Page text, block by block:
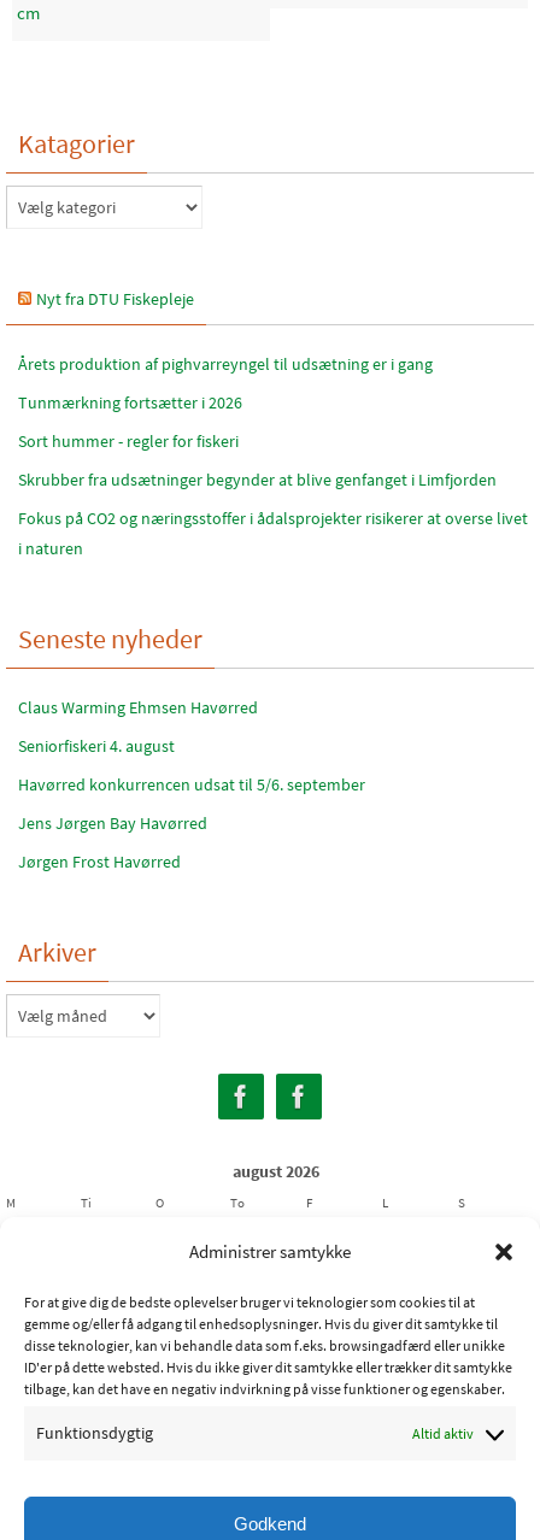
Administrer samtykke
For at give dig de bedste oplevelser bruger vi teknologier som cookies til at
gemme og/eller få adgang til enhedsoplysninger. Hvis du giver dit samtykke til
disse teknologier, kan vi behandle data som f.eks. browsingadfærd eller unikke
ID'er på dette websted. Hvis du ikke giver dit samtykke eller trækker dit samtykke
tilbage, kan det have en negativ indvirkning på visse funktioner og egenskaber.
Funktionsdygtig Altid aktiv
Godkend
cm
Katagorier
Katagorier
Nyt fra DTU Fiskepleje
Årets produktion af pighvarreyngel til udsætning er i gang
Tunmærkning fortsætter i 2026
Sort hummer - regler for fiskeri
Skrubber fra udsætninger begynder at blive genfanget i Limfjorden
Fokus på CO2 og næringsstoffer i ådalsprojekter risikerer at overse livet
i naturen
Seneste nyheder
Claus Warming Ehmsen Havørred
Seniorfiskeri 4. august
Havørred konkurrencen udsat til 5/6. september
Jens Jørgen Bay Havørred
Jørgen Frost Havørred
Arkiver
Arkiver
august 2026
M Ti O To F L S
10
11 12 13 14 15
17
18 19 20 21 22
23
24
25 26 27 28 29
30